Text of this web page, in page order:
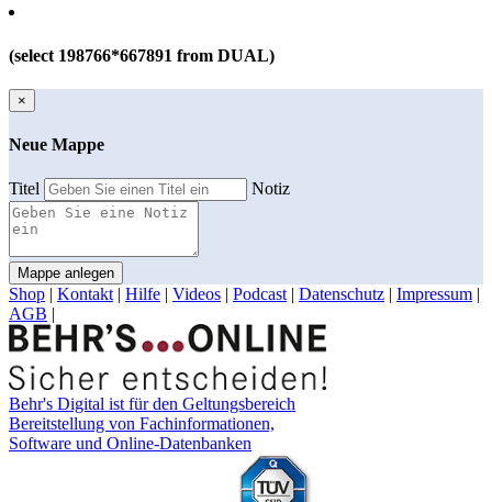
(select 198766*667891 from DUAL)
×
Neue Mappe
Titel Notiz
Mappe anlegen
Shop | Kontakt | Hilfe | Videos | Podcast | Datenschutz | Impressum |
AGB |
Behr's Digital ist für den Geltungsbereich
Bereitstellung von Fachinformationen,
Software und Online-Datenbanken